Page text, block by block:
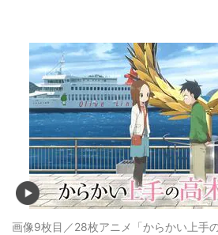
画像9枚目／28枚アニメ「からかい上手